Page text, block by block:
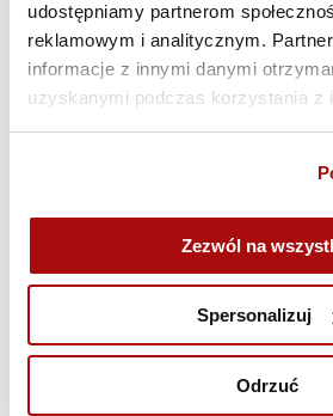
udostępniamy partnerom
reklamowym i analitycznym.
informacje z innymi danymi
uzyskanymi podczas korzystania z
Zezwól na
Spersonalizuj
Odrzuć
inżynierskich,
magisterskich,
obronionych w okresie
2023 r. do 31 lipca 2026
Co możesz wygrać?
Na laureatów konkursu
nagrody wspierające
zawodowy i edukacyjny
digital marketingu.